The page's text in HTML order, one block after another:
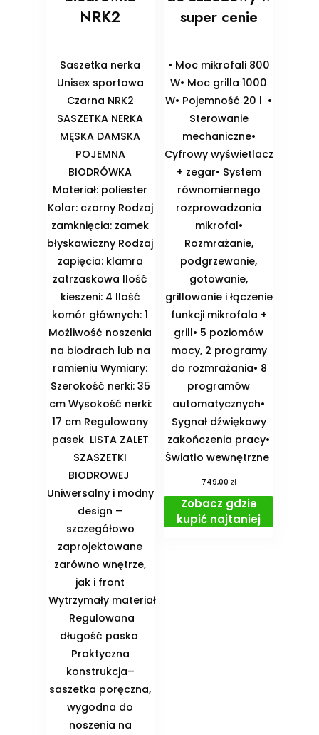
NRK2
Saszetka nerka
Unisex sportowa
Czarna NRK2
SASZETKA NERKA
MĘSKA DAMSKA
POJEMNA
BIODRÓWKA
Materiał: poliester
Kolor: czarny Rodzaj
zamknięcia: zamek
błyskawiczny Rodzaj
zapięcia: klamra
zatrzaskowa Ilość
kieszeni: 4 Ilość
komór głównych: 1
Możliwość noszenia
na biodrach lub na
ramieniu Wymiary:
Szerokość nerki: 35
cm Wysokość nerki:
17 cm Regulowany
pasek ️ LISTA ZALET
SZASZETKI
BIODROWEJ ️
Uniwersalny i modny
design –
szczegółowo
zaprojektowane
zarówno wnętrze,
jak i front
️ Wytrzymały materiał
️ Regulowana
długość paska ️
Praktyczna
konstrukcja–
saszetka poręczna,
wygodna do
noszenia na
super cenie
• Moc mikrofali 800
W• Moc grilla 1000
W• Pojemność 20 l •
Sterowanie
mechaniczne•
Cyfrowy wyświetlacz
+ zegar• System
równomiernego
rozprowadzania
mikrofal•
Rozmrażanie,
podgrzewanie,
gotowanie,
grillowanie i łączenie
funkcji mikrofala +
grill• 5 poziomów
mocy, 2 programy
do rozmrażania• 8
programów
automatycznych•
Sygnał dźwiękowy
zakończenia pracy•
Światło wewnętrzne
749,00 zł
Zobacz gdzie
kupić najtaniej